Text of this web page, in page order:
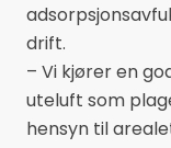
drift.
– Vi kjører en
uteluft som
hensyn til